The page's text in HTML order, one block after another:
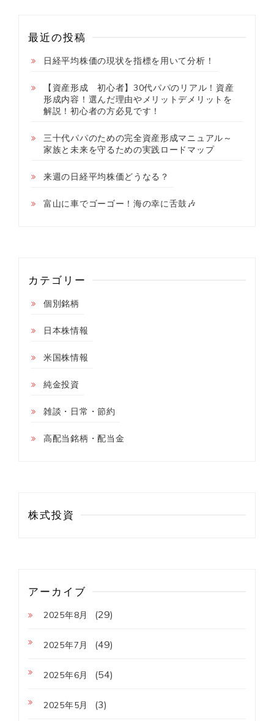
最近の投稿
日経平均株価の現状を指標を用いて分析！
【資産形成 初心者】30代パパのリアル！資産
形成内容！選んだ理由やメリットデメリットを
解説！初心者の方必見です！
三十代パパのための完全資産形成マニュアル～
家族と未来を守るための実践ロードマップ
来週の日経平均株価どうなる？
富山に車でゴーゴー！海の幸に舌鼓🎶
カテゴリー
個別銘柄
日本株情報
米国株情報
純金投資
雑談・日常・節約
高配当銘柄・配当金
株式投資
アーカイブ
2025年8月 (29)
2025年7月 (49)
2025年6月 (54)
2025年5月 (3)